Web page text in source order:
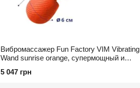
Вибромассажер Fun Factory VIM Vibrating
Wand sunrise orange, супермощный и
5 047 грн